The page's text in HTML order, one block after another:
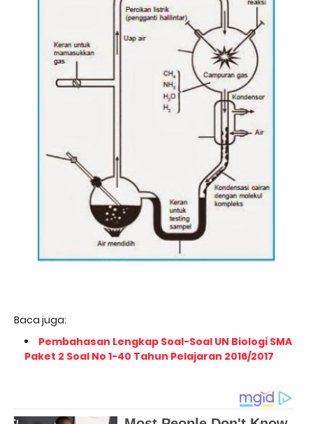
Baca juga:
Pembahasan Lengkap Soal-Soal UN Biologi SMA
Paket 2 Soal No 1-40 Tahun Pelajaran 2016/2017